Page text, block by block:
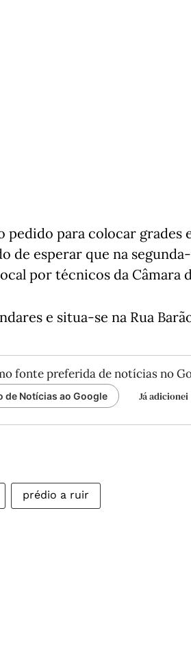
pedido para colocar grades
de esperar que na
por técnicos da Câmara
e situa-se na Rua
fonte preferida de notícias no
de Notícias ao Google Já adicionei
prédio a ruir